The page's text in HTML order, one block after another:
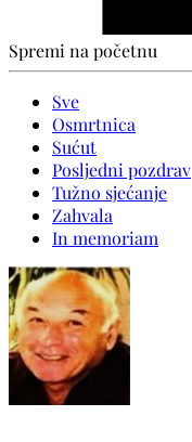
Spremi na početnu
Sve
Osmrtnica
Sućut
Posljedni pozdrav
Tužno sjećanje
Zahvala
In memoriam